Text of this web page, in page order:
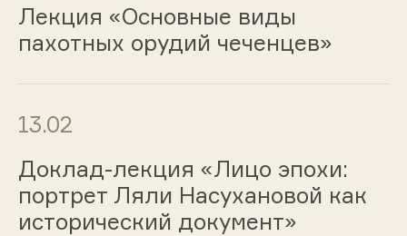
Лекция «Основные виды
пахотных орудий чеченцев»
13.02
Доклад-лекция «Лицо эпохи:
портрет Ляли Насухановой как
исторический документ»